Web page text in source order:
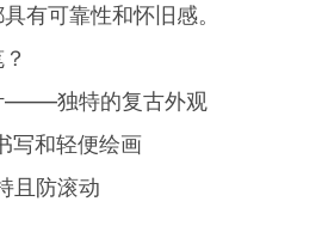
有可靠性和怀旧感。
——独特的复古外观
和轻便绘画
防滚动